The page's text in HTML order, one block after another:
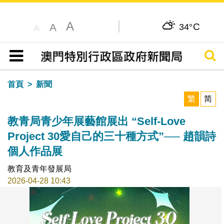
A A A 34°C
目錄
搜尋
首頁
新聞
繁
简
教青局青少年展藝館展出 “Self-Love
Project 30愛自己的三十種方式”── 趙韻詩
個人作品展
教育及青年發展局
2026-04-28 10:43